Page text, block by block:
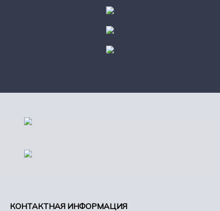
КОНТАКТНАЯ ИНФОРМАЦИЯ